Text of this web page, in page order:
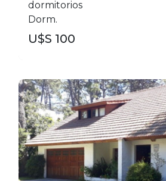
dormitorios
Dorm.
U$S 100